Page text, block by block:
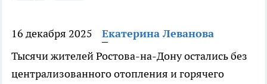
16 декабря 2025
Екатерина Леванова
Тысячи жителей Ростова-на-Дону остались без
централизованного отопления и горячего